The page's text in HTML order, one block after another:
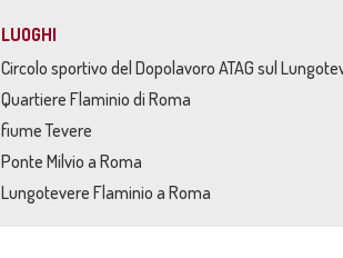
LUOGHI
Circolo sportivo del Dopolavoro ATAG sul
Quartiere Flaminio di Roma
fiume Tevere
Ponte Milvio a Roma
Lungotevere Flaminio a Roma